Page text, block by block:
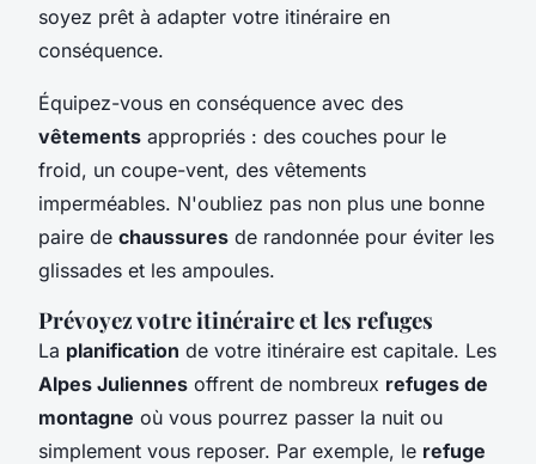
soyez prêt à adapter votre itinéraire en
conséquence.
Équipez-vous en conséquence avec des
vêtements appropriés : des couches pour le
froid, un coupe-vent, des vêtements
imperméables. N'oubliez pas non plus une bonne
paire de chaussures de randonnée pour éviter les
glissades et les ampoules.
Prévoyez votre itinéraire et les refuges
La planification de votre itinéraire est capitale. Les
Alpes Juliennes offrent de nombreux refuges de
montagne où vous pourrez passer la nuit ou
simplement vous reposer. Par exemple, le refuge